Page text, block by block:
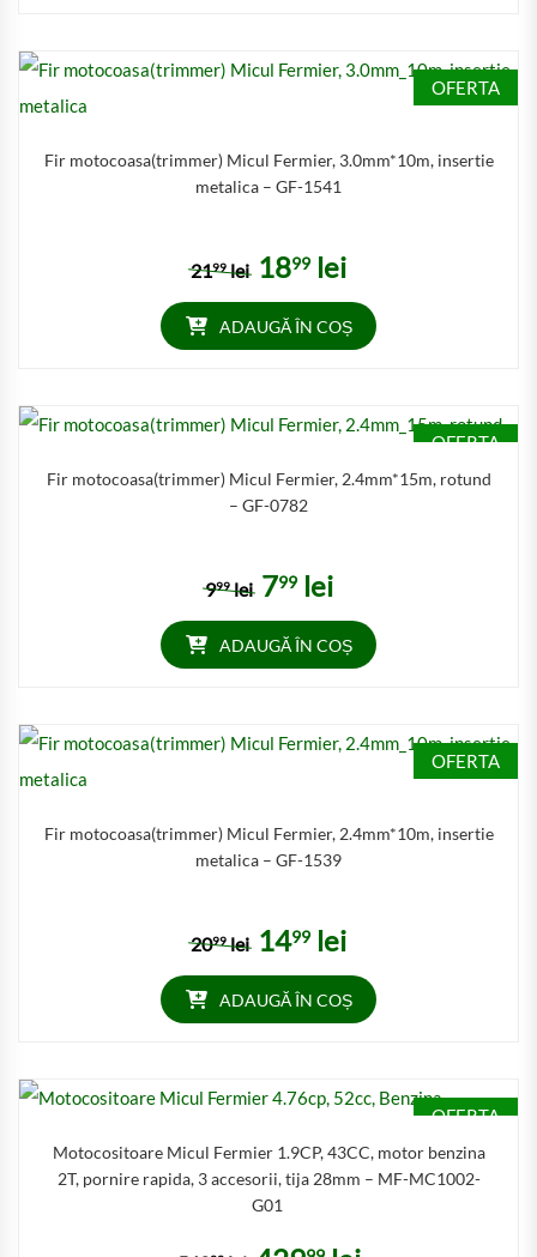
OFERTA
Fir motocoasa(trimmer) Micul Fermier, 3.0mm*10m, insertie
metalica – GF-1541
2199 lei Prețul inițial a fost: 2199 lei.
1899 lei
ADAUGĂ ÎN COȘ
OFERTA
Fir motocoasa(trimmer) Micul Fermier, 2.4mm*15m, rotund
– GF-0782
999 lei Prețul inițial a fost: 999 lei.
799 lei
ADAUGĂ ÎN COȘ
OFERTA
Fir motocoasa(trimmer) Micul Fermier, 2.4mm*10m, insertie
metalica – GF-1539
2099 lei Prețul inițial a fost: 2099 lei.
1499 lei
ADAUGĂ ÎN COȘ
OFERTA
Motocositoare Micul Fermier 1.9CP, 43CC, motor benzina
2T, pornire rapida, 3 accesorii, tija 28mm – MF-MC1002-
G01